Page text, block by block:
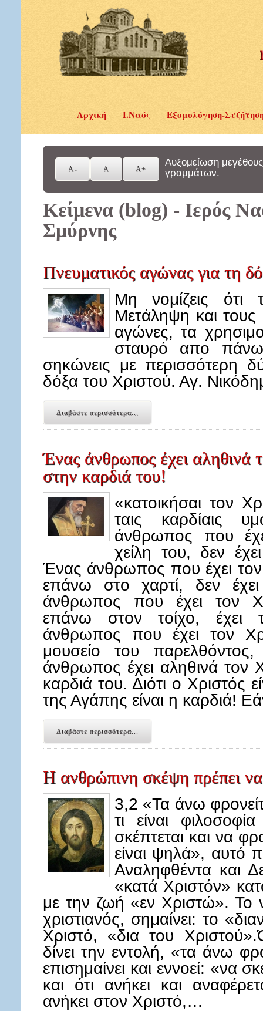
Αρχική Ι.Ναός Εξομολόγηση-
Αυξομείωση μεγέθους
γραμμάτων.
Κείμενα (blog) - Ιερός
Σμύρνης
Πνευματικός αγώνας για τη
Μη νομίζεις ότι
Μετάληψη και τους
αγώνες, τα
σταυρό απο
σηκώνεις με περισσότερη
δόξα του Χριστού. Αγ.
Διαβάστε περισσότερα...
Ένας άνθρωπος έχει αληθινά
στην καρδιά του!
«κατοικήσαι τον
ταις καρδίαις
άνθρωπος που
χείλη του, δεν
Ένας άνθρωπος που έχει τον
επάνω στο χαρτί, δεν
άνθρωπος που έχει τον
επάνω στον τοίχο, έχει
άνθρωπος που έχει τον
μουσείο του
άνθρωπος έχει αληθινά τον
καρδιά του. Διότι ο Χριστός
της Αγάπης είναι η καρδιά!
Διαβάστε περισσότερα...
Η ανθρώπινη σκέψη πρέπει
3,2 «Τα άνω
τι είναι
σκέπτεται και να
είναι ψηλά», αυτό
Αναληφθέντα και
«κατά Χριστόν»
με την ζωή «εν Χριστώ». Το
χριστιανός, σημαίνει: το
Χριστό, «δια του
δίνει την εντολή, «τα άνω
επισημαίνει και εννοεί: «να
και ότι ανήκει και
ανήκει στον Χριστό,…